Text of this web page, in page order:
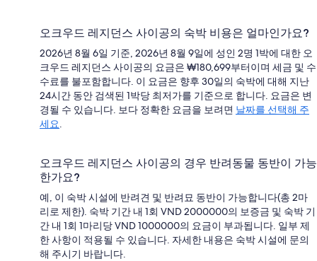
오크우드 레지던스 사이공의 숙박 비용은 얼마인가요?
2026년 8월 6일 기준, 2026년 8월 9일에 성인 2명 1박에 대한 오
크우드 레지던스 사이공의 요금은 ₩180,699부터이며 세금 및 수
수료를 불포함합니다. 이 요금은 향후 30일의 숙박에 대해 지난
24시간 동안 검색된 1박당 최저가를 기준으로 합니다. 요금은 변
경될 수 있습니다. 보다 정확한 요금을 보려면 날짜를 선택해 주
세요.
오크우드 레지던스 사이공의 경우 반려동물 동반이 가능
한가요?
예, 이 숙박 시설에 반려견 및 반려묘 동반이 가능합니다(총 2마
리로 제한). 숙박 기간 내 1회 VND 2000000의 보증금 및 숙박 기
간 내 1회 1마리당 VND 1000000의 요금이 부과됩니다. 일부 제
한 사항이 적용될 수 있습니다. 자세한 내용은 숙박 시설에 문의
해 주시기 바랍니다.